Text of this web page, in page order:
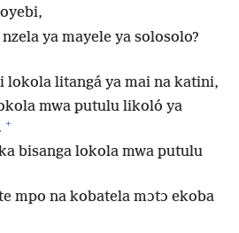
ya mayele ya solosolo?
lokola litangá ya mai na katini,
mwa putulu likoló ya
+
bisanga lokola mwa putulu
mpo na kobatela mɔtɔ ekoba